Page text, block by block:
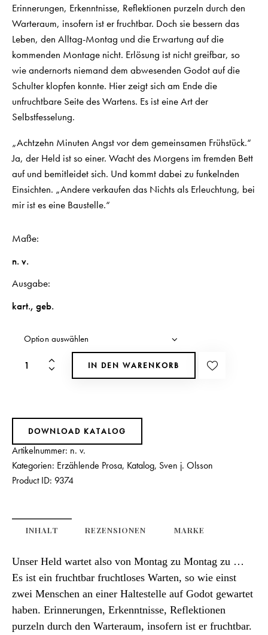
Erinnerungen, Erkenntnisse, Reflektionen purzeln durch den
Warteraum, insofern ist er fruchtbar. Doch sie bessern das
Leben, den Alltag-Montag und die Erwartung auf die
kommenden Montage nicht. Erlösung ist nicht greifbar, so
wie andernorts niemand dem abwesenden Godot auf die
Schulter klopfen konnte. Hier zeigt sich am Ende die
unfruchtbare Seite des Wartens. Es ist eine Art der
Selbstfesselung.
„Achtzehn Minuten Angst vor dem gemeinsamen Frühstück.“
Ja, der Held ist so einer. Wacht des Morgens im fremden Bett
auf und bemitleidet sich. Und kommt dabei zu funkelnden
Einsichten. „Andere verkaufen das Nichts als Erleuchtung, bei
mir ist es eine Baustelle.“
Maße
n. v.
Ausgabe
kart., geb.
IN DEN WARENKORB
DOWNLOAD KATALOG
Artikelnummer: n. v.
Kategorien: Erzählende Prosa, Katalog, Sven j. Olsson
Product ID: 9374
INHALT REZENSIONEN MARKE
Unser Held wartet also von Montag zu Montag zu …
Es ist ein fruchtbar fruchtloses Warten, so wie einst
zwei Menschen an einer Haltestelle auf Godot gewartet
haben. Erinnerungen, Erkenntnisse, Reflektionen
purzeln durch den Warteraum, insofern ist er fruchtbar.